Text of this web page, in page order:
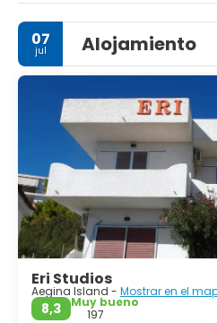
algunos islotes en alta mar. Es
de las islas, región de Attica.
La capital regional es la ciudad
extremo noroeste de la isla.
Atenas, es un lugar de
meses de verano, con
segundas casas en la isla.
07
jul Alojamiento
Eri Studios
Aegina Island - Mostrar en el
8,3
Muy bueno
197